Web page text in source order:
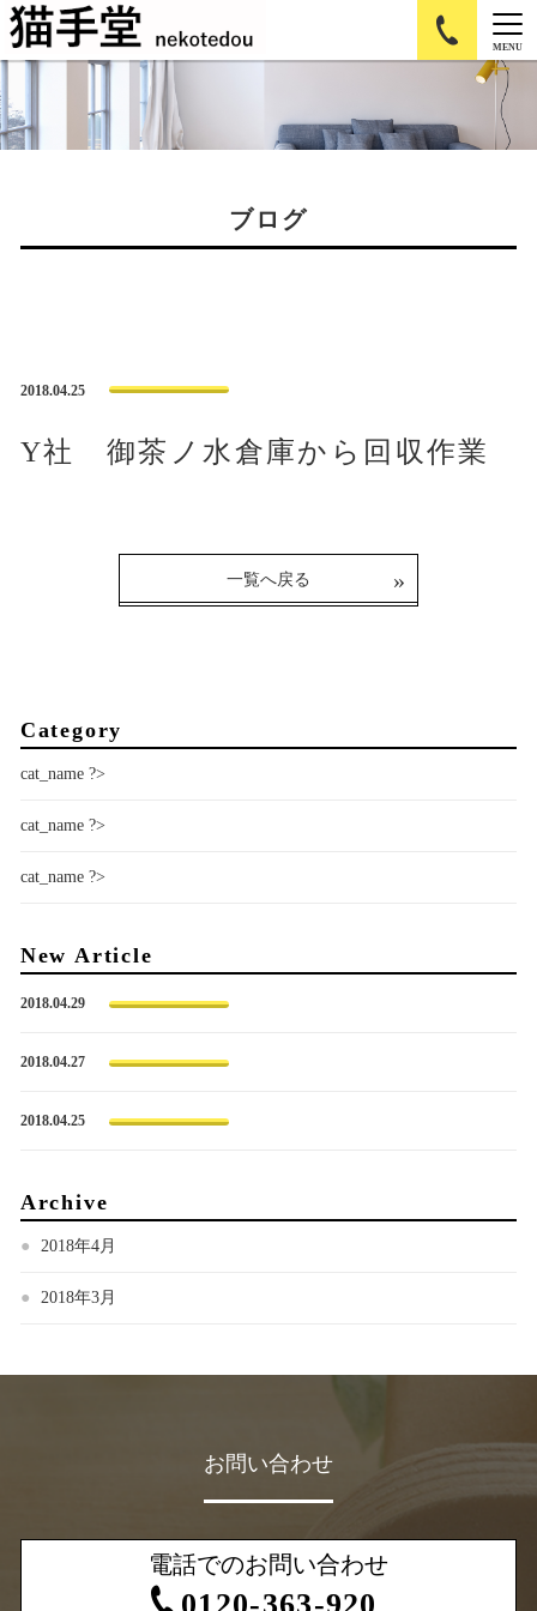
MENU
ブログ
2018.04.25
Y社 御茶ノ水倉庫から回収作業
一覧へ戻る
Category
cat_name ?>
cat_name ?>
cat_name ?>
New Article
2018.04.29
2018.04.27
2018.04.25
Archive
2018年4月
2018年3月
お問い合わせ
電話でのお問い合わせ
0120-363-920